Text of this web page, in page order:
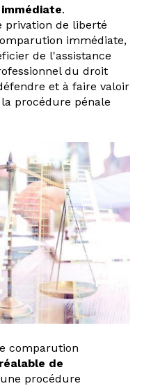
.
privation de liberté
immédiate,
de l'assistance
du droit
et à faire valoir
procédure pénale
comparution
de
procédure